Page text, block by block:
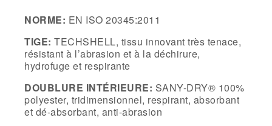
NORME: EN ISO 20345:2011
TIGE: TECHSHELL, tissu innovant très tenace,
résistant à l’abrasion et à la déchirure,
hydrofuge et respirante
DOUBLURE INTÉRIEURE: SANY-DRY® 100%
polyester, tridimensionnel, respirant, absorbant
et dé-absorbant, anti-abrasion